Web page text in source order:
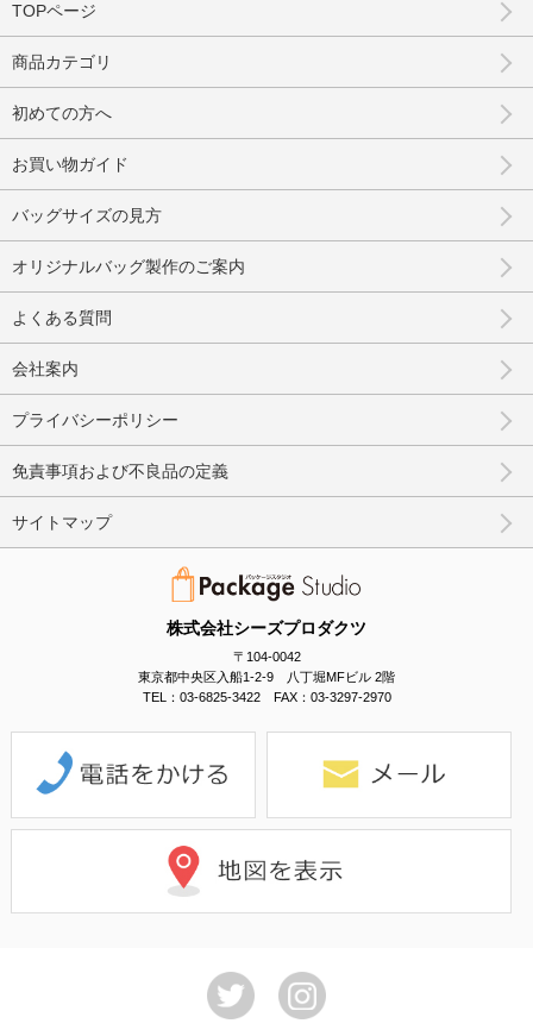
株式会社シーズプロダクツ
〒104-0042
東京都中央区入船1-2-9 八丁堀MFビル 2階
TEL：03-6825-3422 FAX：03-3297-2970
TOPページ
商品カテゴリ
初めての方へ
お買い物ガイド
バッグサイズの見方
オリジナルバッグ製作のご案内
よくある質問
会社案内
プライバシーポリシー
免責事項および不良品の定義
サイトマップ